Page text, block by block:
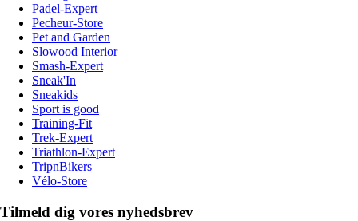
Padel-Expert
Pecheur-Store
Pet and Garden
Slowood Interior
Smash-Expert
Sneak'In
Sneakids
Sport is good
Training-Fit
Trek-Expert
Triathlon-Expert
TripnBikers
Vélo-Store
Tilmeld dig vores nyhedsbrev